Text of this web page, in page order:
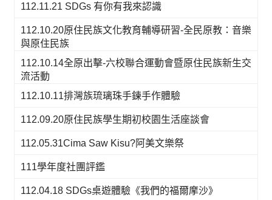
112.11.21 SDGs 有你有我來認識
112.10.20原住民族文化教育輔導研習-全民原教：音樂
與原住民族
112.10.14全原出擊-六校聯合運動會暨原住民族新生交
流活動
112.10.11排灣族琉璃珠手鍊手作體驗
112.09.20原住民族學生期初校園生活座談會
112.05.31Cima Saw Kisu?阿美文樂祭
111學年度社團評鑑
112.04.18 SDGs桌遊體驗《我們的福爾摩沙》